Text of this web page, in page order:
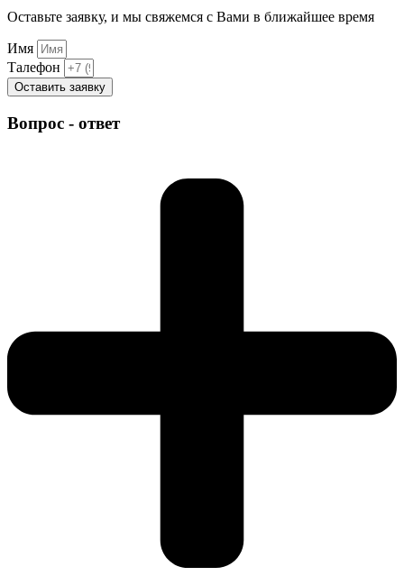
Оставьте заявку, и мы свяжемся с Вами в ближайшее время
Имя
Талефон
Оставить заявку
Вопрос - ответ